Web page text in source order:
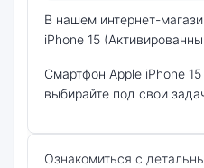
В нашем интернет-магазине вы можете купить оригинальный смартфон Apple iPhone 15 (Активированный) 128Gb Black (Чёрный) по выгодной цене. Стоимость смартфона Apple
iPhone 15
смартфон Apple iPhone 15 (Активированный) 128Gb Black (Чёрный) — удачное сочетание цены, производительности и дизайна. Модель доступна в разных конфигурациях и цветах —
выбирайте под свои
Ознакомиться с детальными характеристиками Apple iPhone 15 (Активированный) 128Gb Black (Чёрный) можно ниже, в разделе «Характеристики». Если выбранной конфигурации